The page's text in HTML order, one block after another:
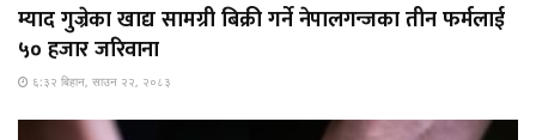
म्याद गुज्रेका खाद्य सामग्री बिक्री गर्ने नेपालगन्जका तीन फर्मलाई
५० हजार जरिवाना
६:३२ बिहान, साउन २२, २०८३